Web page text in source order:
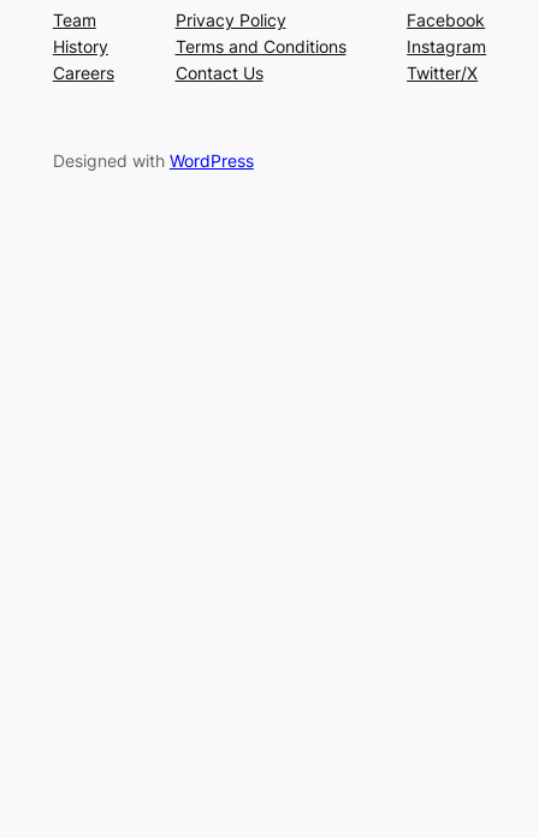
Team
History
Careers
Privacy Policy
Terms and Conditions
Contact Us
Facebook
Instagram
Twitter/X
Designed with WordPress